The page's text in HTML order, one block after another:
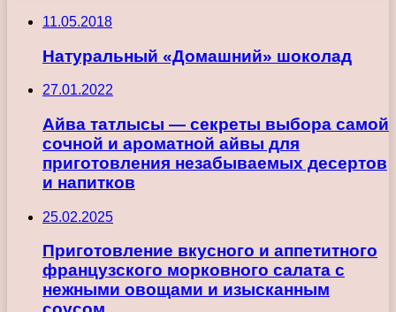
11.05.2018
Натуральный «Домашний» шоколад
27.01.2022
Айва татлысы — секреты выбора самой
сочной и ароматной айвы для
приготовления незабываемых десертов
и напитков
25.02.2025
Приготовление вкусного и аппетитного
французского морковного салата с
нежными овощами и изысканным